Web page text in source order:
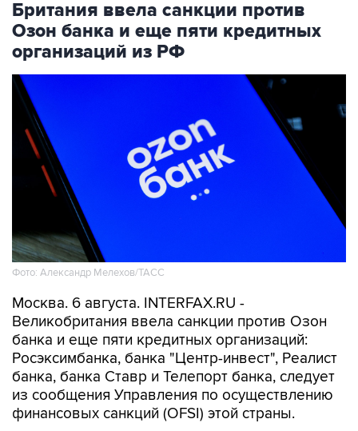
Британия ввела санкции против
Озон банка и еще пяти кредитных
организаций из РФ
Фото: Александр Мелехов/ТАСС
Москва. 6 августа. INTERFAX.RU -
Великобритания ввела санкции против Озон
банка и еще пяти кредитных организаций:
Росэксимбанка, банка "Центр-инвест", Реалист
банка, банка Ставр и Телепорт банка, следует
из сообщения Управления по осуществлению
финансовых санкций (OFSI) этой страны.